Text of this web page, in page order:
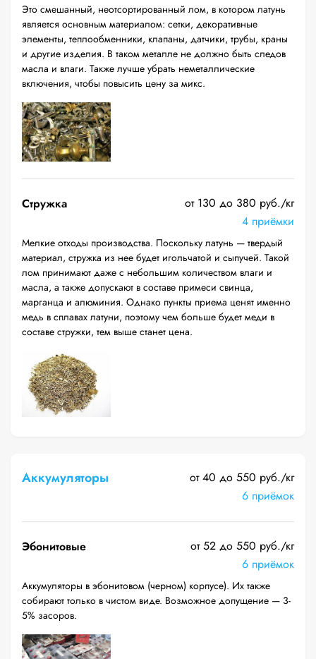
Это смешанный, неотсортированный лом, в котором латунь
является основным материалом: сетки, декоративные
элементы, теплообменники, клапаны, датчики, трубы, краны
и другие изделия. В таком металле не должно быть следов
масла и влаги. Также лучше убрать неметаллические
включения, чтобы повысить цену за микс.
Стружка
от 130 до 380 руб./кг
4 приёмки
Мелкие отходы производства. Поскольку латунь — твердый
материал, стружка из нее будет игольчатой и сыпучей. Такой
лом принимают даже с небольшим количеством влаги и
масла, а также допускают в составе примеси свинца,
марганца и алюминия. Однако пункты приема ценят именно
медь в сплавах латуни, поэтому чем больше будет меди в
составе стружки, тем выше станет цена.
Аккумуляторы
от 40 до 550 руб./кг
6 приёмок
Эбонитовые
от 52 до 550 руб./кг
6 приёмок
Аккумуляторы в эбонитовом (черном) корпусе). Их также
собирают только в чистом виде. Возможное допущение — 3-
5% засоров.